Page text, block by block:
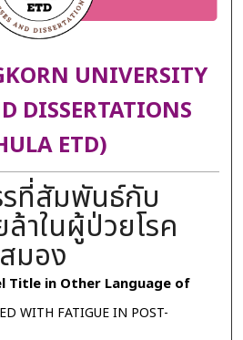
UNIVERSITY
DISSERTATIONS
ETD)
ที่สัมพันธ์กับ
าในผู้ป่วยโรค
มอง
Title in Other Language of
WITH FATIGUE IN POST-